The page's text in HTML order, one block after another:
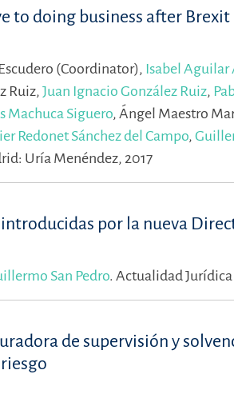
to doing business after Brexit
(Coordinator), Isabel Aguilar
Ruiz, Juan Ignacio González Ruiz,
Machuca Siguero, Ángel Maestro
Redonet Sánchez del Campo,
Uría Menéndez, 2017
por la nueva
San Pedro. Actualidad Jurídica
de supervisión y